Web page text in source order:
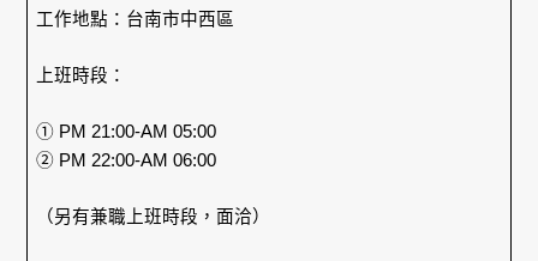
工作地點：台南市中西區
上班時段：
① PM 21:00-AM 05:00
② PM 22:00-AM 06:00
（另有兼職上班時段，面洽）